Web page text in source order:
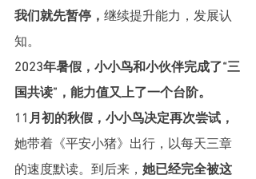
我们就先暂停， 继续提升能力，发展认
知。
2023年暑假，小小鸟和小伙伴完成了“三
国共读”，能力值又上了一个台阶。
11月初的秋假，小小鸟决定再次尝试，
她带着《平安小猪》出行，以每天三章
的速度默读。到后来， 她已经完全被这